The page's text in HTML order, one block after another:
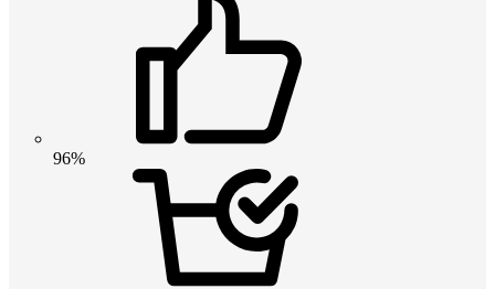
96%